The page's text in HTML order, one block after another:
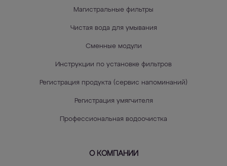
Магистральные фильтры
Чистая вода для умывания
Сменные модули
Инструкции по установке фильтров
Регистрация продукта (сервис напоминаний)
Регистрация умягчителя
Профессиональная водоочистка
О КОМПАНИИ